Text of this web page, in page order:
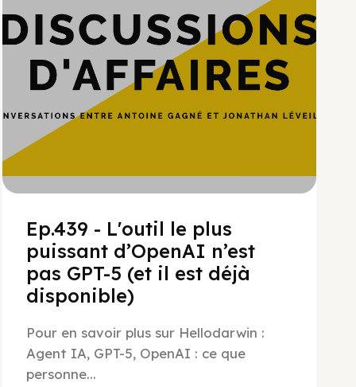
Ep.439 - L'outil le plus
puissant d’OpenAI n’est
pas GPT-5 (et il est déjà
disponible)
Pour en savoir plus sur Hellodarwin :
Agent IA, GPT-5, OpenAI : ce que
personne...